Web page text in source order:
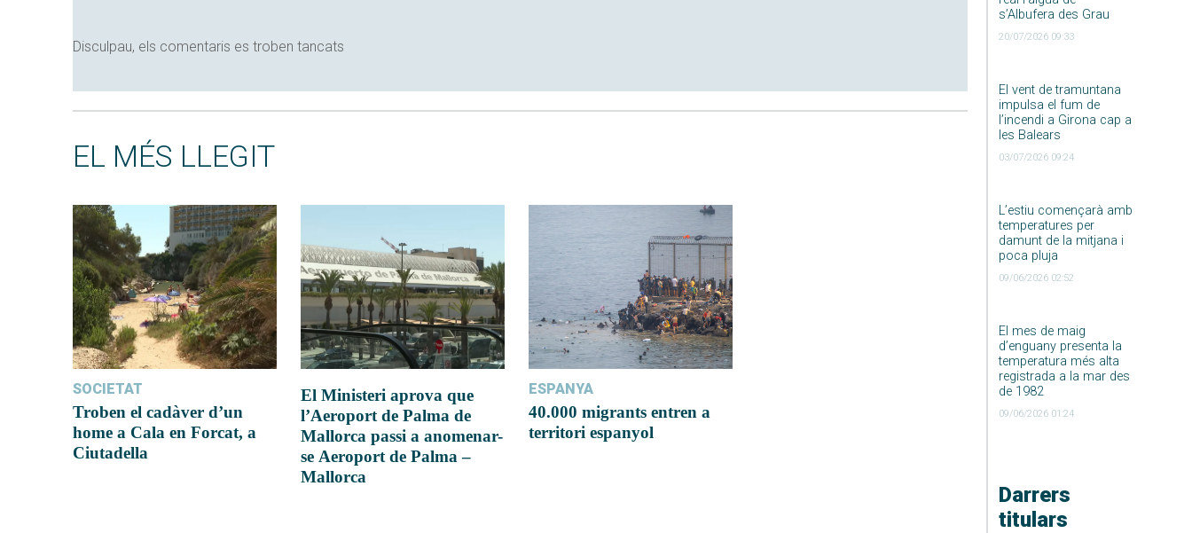
s’Albufera des Grau
20/07/2026 09:33
El vent de tramuntana
impulsa el fum de
l’incendi a Girona cap a
les Balears
03/07/2026 09:24
L’estiu començarà amb
temperatures per
damunt de la mitjana i
poca pluja
09/06/2026 02:52
El mes de maig
d’enguany presenta la
temperatura més alta
registrada a la mar des
de 1982
09/06/2026 01:24
Darrers
titulars
Disculpau, els comentaris es troben tancats
EL MÉS LLEGIT
SOCIETAT
Troben el cadàver d’un
home a Cala en Forcat, a
Ciutadella
El Ministeri aprova que
l’Aeroport de Palma de
Mallorca passi a anomenar-
se Aeroport de Palma –
Mallorca
ESPANYA
40.000 migrants entren a
territori espanyol